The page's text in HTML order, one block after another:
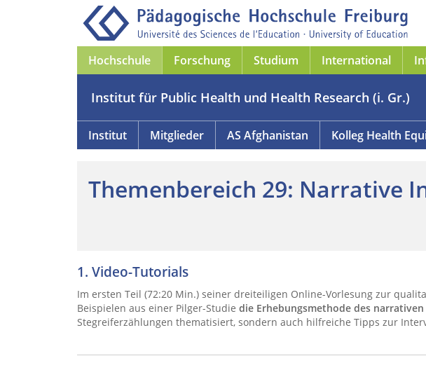
Hochschule Forschung Studium International
Institut für Public Health und Health Research (i. Gr.)
Institut Mitglieder AS Afghanistan Kolleg Health
Themenbereich 29: Narrative
1. Video-Tutorials
Im ersten Teil (72:20 Min.) seiner dreiteiligen Online-Vorlesung zur
Beispielen aus einer Pilger-Studie die Erhebungsmethode des
Stegreiferzählungen thematisiert, sondern auch hilfreiche Tipps zur